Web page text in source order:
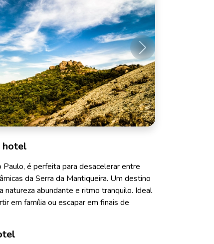
hotel
Próximo
é perfeita para desacelerar entre
da Serra da Mantiqueira. Um destino
natureza abundante e ritmo tranquilo. Ideal
em família ou escapar em finais de